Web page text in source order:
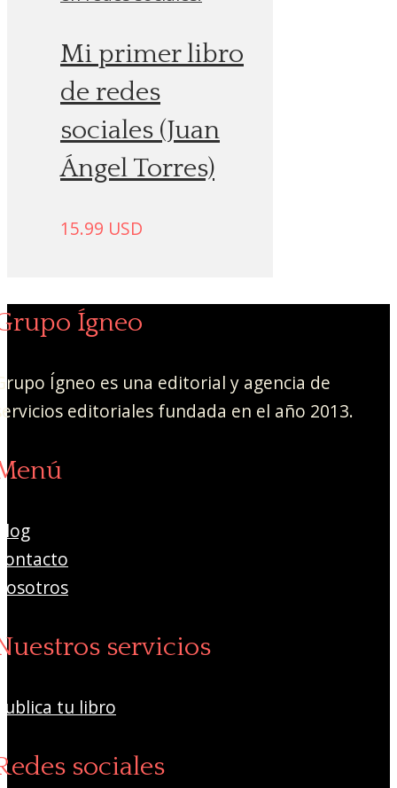
Mi primer libro
de redes
sociales (Juan
Ángel Torres)
15.99 USD
Ígneo
Ígneo es una editorial y agencia de
editoriales fundada en el año 2013.
servicios
tu libro
sociales